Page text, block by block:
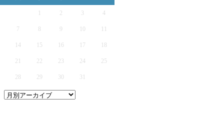
2 3 4
7 9
14 15 16 17
21 22 23 24 25
28 29 30 31